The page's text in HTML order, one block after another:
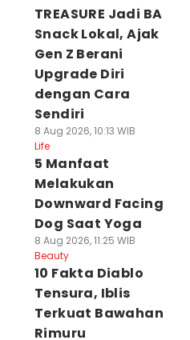
TREASURE Jadi BA
Snack Lokal, Ajak
Gen Z Berani
Upgrade Diri
dengan Cara
Sendiri
8 Aug 2026, 10:13 WIB
Life
5 Manfaat
Melakukan
Downward Facing
Dog Saat Yoga
8 Aug 2026, 11:25 WIB
Beauty
10 Fakta Diablo
Tensura, Iblis
Terkuat Bawahan
Rimuru